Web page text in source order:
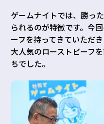
ゲームナイトでは、勝っ
られるのが特徴です。今
ーフを持ってきていただき
大人気のローストビーフ
ちでした。